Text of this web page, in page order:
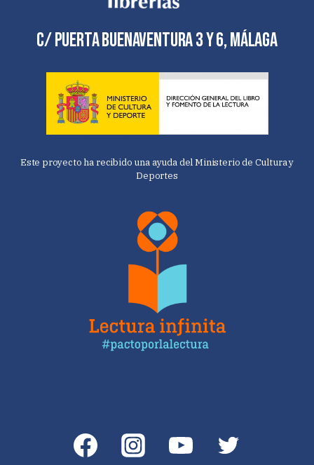
C/ Puerta Buenaventura 3 y 6, Málaga
Este proyecto ha recibido una ayuda del Ministerio de Cultura y
Deportes